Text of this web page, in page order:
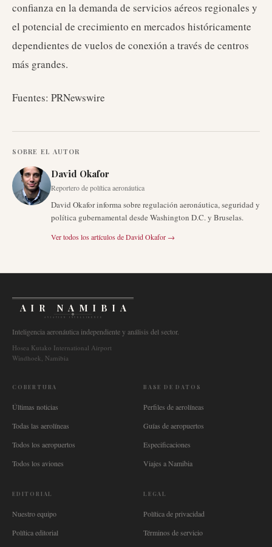
confianza en la demanda de servicios aéreos regionales y
el potencial de crecimiento en mercados históricamente
dependientes de vuelos de conexión a través de centros
más grandes.
Fuentes: PRNewswire
SOBRE EL AUTOR
David Okafor
Reportero de política aeronáutica
David Okafor informa sobre regulación aeronáutica, seguridad y
política gubernamental desde Washington D.C. y Bruselas.
Ver todos los artículos deDavid Okafor →
AIR NAMIBIA
AVIATION INTELLIGENCE
Inteligencia aeronáutica independiente y análisis del sector.
Hosea Kutako International Airport
Windhoek, Namibia
COBERTURA
Últimas noticias
Todas las aerolíneas
Todos los aeropuertos
Todos los aviones
BASE DE DATOS
Perfiles de aerolíneas
Guías de aeropuertos
Especificaciones
Viajes a Namibia
EDITORIAL
Nuestro equipo
Política editorial
LEGAL
Política de privacidad
Términos de servicio